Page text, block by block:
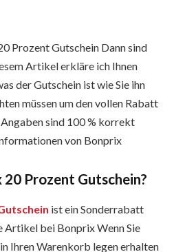
Prozent Gutschein Dann sind
Artikel erkläre ich Ihnen
der Gutschein ist wie Sie ihn
müssen um den vollen Rabatt
sind 100 % korrekt
von Bonprix
Prozent Gutschein?
ist ein Sonderrabatt
Artikel bei Bonprix Wenn Sie
Ihren Warenkorb legen erhalten